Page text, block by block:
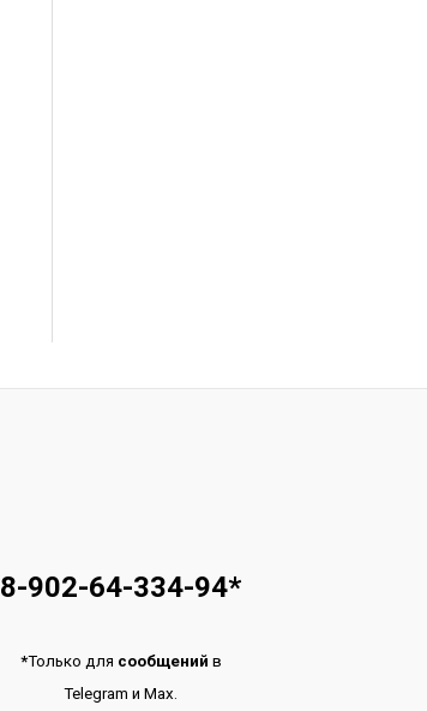
8-902-64-334-94*
*Только для сообщений в
TelegramиMax.